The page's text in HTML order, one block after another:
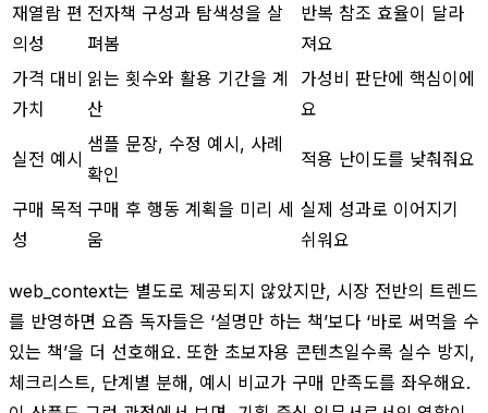
재열람 편
의성
전자책 구성과 탐색성을 살
펴봄
반복 참조 효율이 달라
져요
가격 대비
가치
읽는 횟수와 활용 기간을 계
산
가성비 판단에 핵심이에
요
실전 예시
샘플 문장, 수정 예시, 사례
확인
적용 난이도를 낮춰줘요
구매 목적
성
구매 후 행동 계획을 미리 세
움
실제 성과로 이어지기
쉬워요
web_context는 별도로 제공되지 않았지만, 시장 전반의 트렌드
를 반영하면 요즘 독자들은 ‘설명만 하는 책’보다 ‘바로 써먹을 수
있는 책’을 더 선호해요. 또한 초보자용 콘텐츠일수록 실수 방지,
체크리스트, 단계별 분해, 예시 비교가 구매 만족도를 좌우해요.